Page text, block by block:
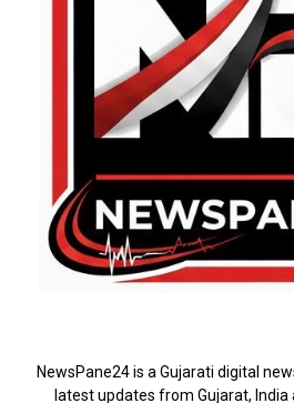
NewsPane24 is a Gujarati digital
latest updates from Gujarat, India